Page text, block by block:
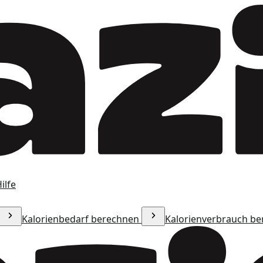
Kalorienbedarf berechnen Kalorienverbrauch